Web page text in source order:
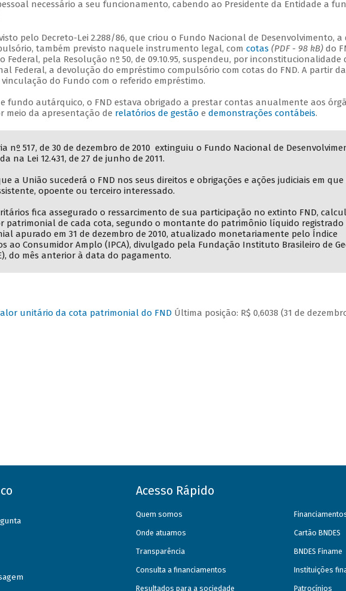
necessário a seu funcionamento, cabendo ao Presidente da Entidade a
pelo Decreto-Lei 2.288/86, que criou o Fundo Nacional de Desenvolvimento, a
também previsto naquele instrumento legal, com cotas (PDF - 98 kB)do
Federal, pela Resolução nº 50, de 09.10.95, suspendeu, por inconstitucionalidade
Federal, a devolução do empréstimo compulsório com cotas do FND. A partir
do Fundo com o referido empréstimo.
fundo autárquico, o FND estava obrigado a prestar contas anualmente aos
meio da apresentação de relatórios de gestão e demonstrações contábeis.
nº 517, de 30 de dezembro de 2010 extinguiu o Fundo Nacional de
na Lei 12.431, de 27 de junho de 2011.
a União sucederá o FND nos seus direitos e obrigações e ações judiciais em que
opoente ou terceiro interessado.
fica assegurado o ressarcimento de sua participação no extinto FND,
patrimonial de cada cota, segundo o montante do patrimônio líquido registrado
apurado em 31 de dezembro de 2010, atualizado monetariamente pelo Índice
ao Consumidor Amplo (IPCA), divulgado pela Fundação Instituto Brasileiro de
do mês anterior à data do pagamento.
unitário da cota patrimonial do FNDÚltima posição: R$ 0,6038 (31 de
Acesso Rápido
Quem somos
Onde atuamos
Transparência
Consulta a financiamentos
Resultados para a sociedade
Cartão BNDES
BNDES Finame
Instituições
Patrocínios